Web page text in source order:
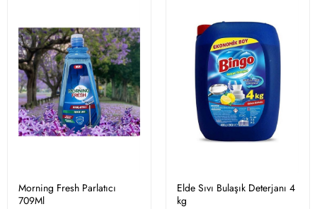
Morning Fresh Parlatıcı
709Ml
Elde Sıvı Bulaşık Deterjanı 4
kg